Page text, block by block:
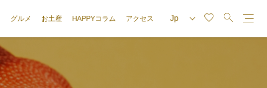
グルメ お土産 HAPPYコラム アクセス